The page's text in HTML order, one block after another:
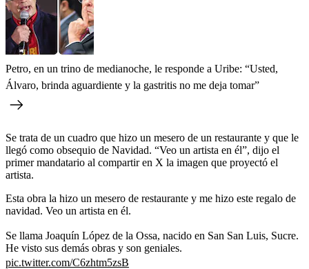
Petro, en un trino de medianoche, le responde a Uribe: “Usted,
Álvaro, brinda aguardiente y la gastritis no me deja tomar”
Se trata de un cuadro que hizo un mesero de un restaurante y que le
llegó como obsequio de Navidad. “Veo un artista en él”, dijo el
primer mandatario al compartir en X la imagen que proyectó el
artista.
Esta obra la hizo un mesero de restaurante y me hizo este regalo de
navidad. Veo un artista en él.
Se llama Joaquín López de la Ossa, nacido en San San Luis, Sucre.
He visto sus demás obras y son geniales.
pic.twitter.com/C6zhtm5zsB